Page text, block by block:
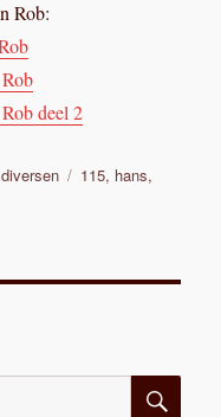
Rob:
deel 2
Categorieën
diversen Tags
115, hans,